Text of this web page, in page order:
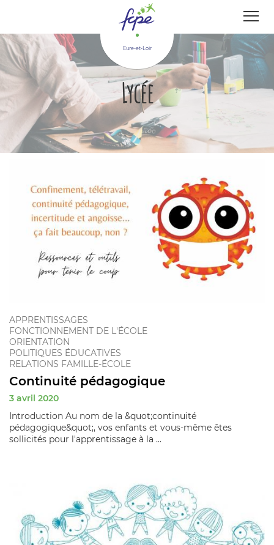
Eure-et-Loir
Lycée
APPRENTISSAGES
FONCTIONNEMENT DE L'ÉCOLE
ORIENTATION
POLITIQUES ÉDUCATIVES
RELATIONS FAMILLE-ÉCOLE
Continuité pédagogique
3 avril 2020
Introduction Au nom de la &quot;continuité
pédagogique&quot;, vos enfants et vous-même êtes
sollicités pour l'apprentissage à la ...